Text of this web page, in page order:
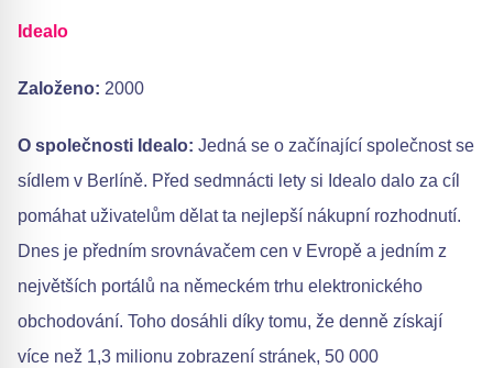
Idealo
Založeno: 2000
O společnosti Idealo: Jedná se o začínající společnost se
sídlem v Berlíně. Před sedmnácti lety si Idealo dalo za cíl
pomáhat uživatelům dělat ta nejlepší nákupní rozhodnutí.
Dnes je předním srovnávačem cen v Evropě a jedním z
největších portálů na německém trhu elektronického
obchodování. Toho dosáhli díky tomu, že denně získají
více než 1,3 milionu zobrazení stránek, 50 000